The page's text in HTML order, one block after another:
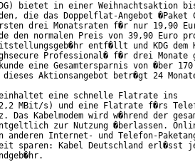
bietet in einer Weihnachtsaktion
die das Doppelflat-Angebot �Paket
drei Monatsraten f�r nur 19,90
den normalen Preis von 39,90 Euro
entf�llt und KDG dem
Professional� f�r drei Monate
eine Gesamtersparnis von �ber
dieses Aktionsangebot betr�gt 24
eine schnelle Flatrate ins
MBit/s) und eine Flatrate f�rs
Das Kabelmodem wird w�hrend der
zur Nutzung �berlassen.
anderen Internet- und Telefon-
sparen: Kabel Deutschland erl�sst